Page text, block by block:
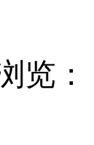
览：